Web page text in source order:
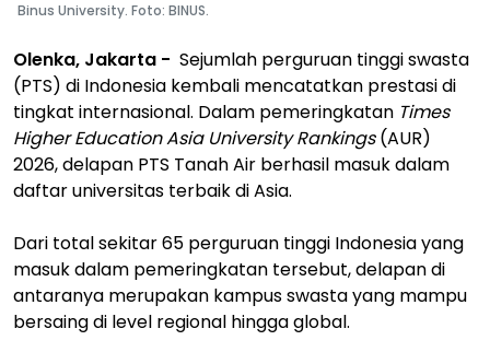
Binus University. Foto: BINUS.
Olenka, Jakarta - Sejumlah perguruan tinggi swasta
(PTS) di Indonesia kembali mencatatkan prestasi di
tingkat internasional. Dalam pemeringkatan Times
Higher Education Asia University Rankings(AUR)
2026, delapan PTS Tanah Air berhasil masuk dalam
daftar universitas terbaik di Asia.
Dari total sekitar 65 perguruan tinggi Indonesia yang
masuk dalam pemeringkatan tersebut, delapan di
antaranya merupakan kampus swasta yang mampu
bersaing di level regional hingga global.